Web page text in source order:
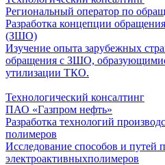
Региональный оператор по
Разработка концепции
(ЗШО)
Изучение опыта зарубежных
обращения с ЗШО,
утилизации ТКО.
Технологический консалтинг
ПАО «Газпром нефть»
Разработка технологий
полимеров
Исследование способов и путей
электроактивныхполимеров